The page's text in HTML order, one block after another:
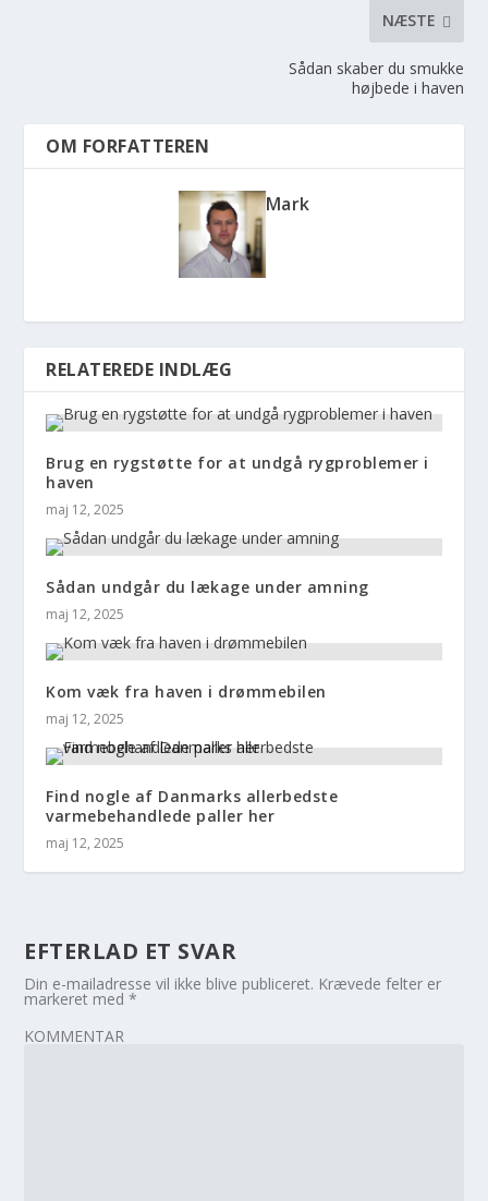
NÆSTE
Sådan skaber du smukke
højbede i haven
OM FORFATTEREN
Mark
RELATEREDE INDLÆG
Brug en rygstøtte for at undgå rygproblemer i
haven
maj 12, 2025
Sådan undgår du lækage under amning
maj 12, 2025
Kom væk fra haven i drømmebilen
maj 12, 2025
Find nogle af Danmarks allerbedste
varmebehandlede paller her
maj 12, 2025
EFTERLAD ET SVAR
Din e-mailadresse vil ikke blive publiceret. Krævede felter er
markeret med*
KOMMENTAR